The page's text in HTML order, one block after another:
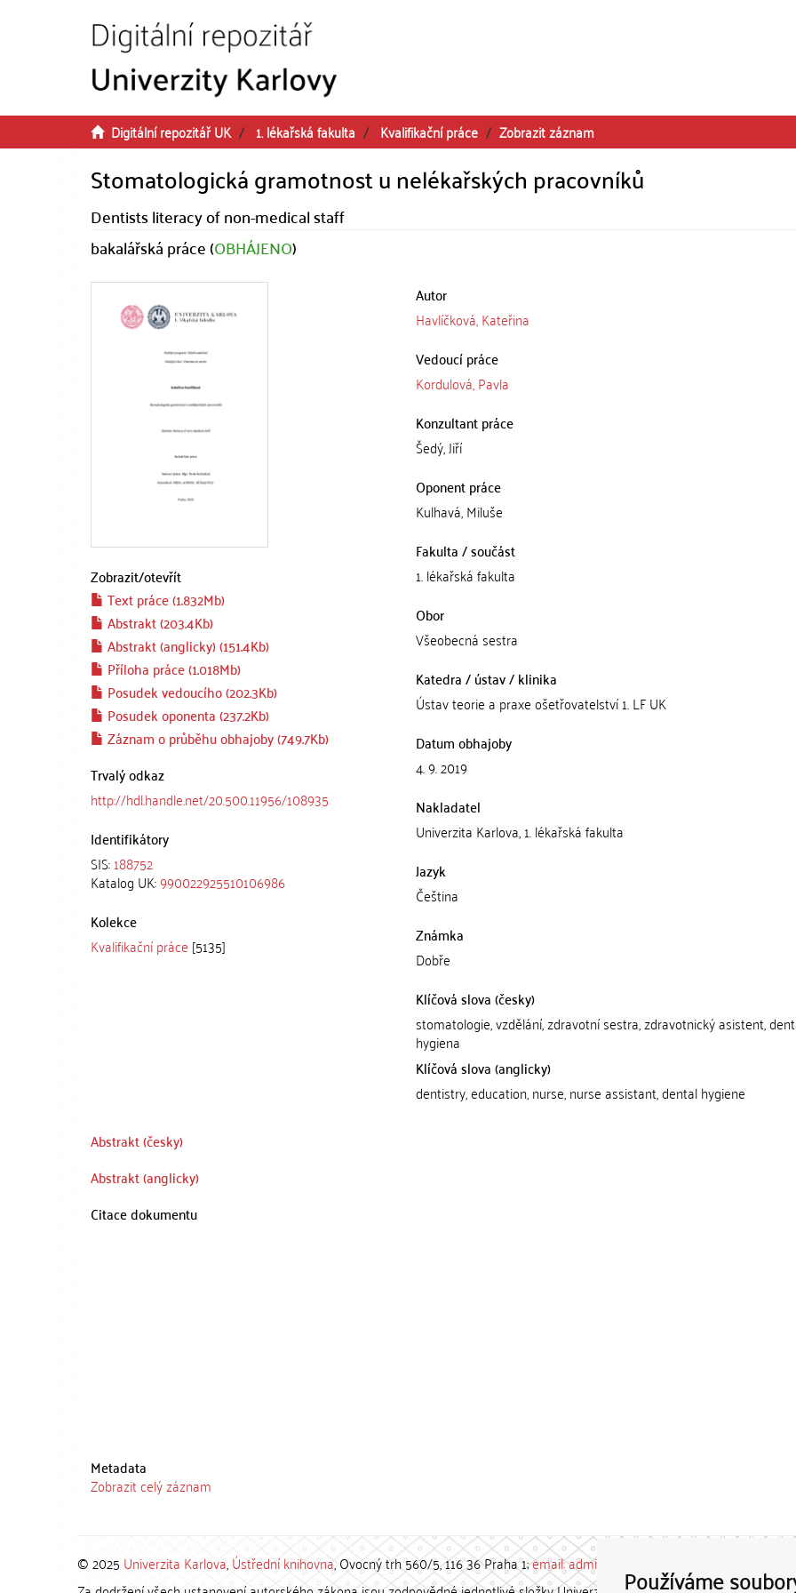
Používáme
Digitální repozitář UK 1. lékařská fakulta Kvalifikační práce Zobrazit záznam
Stomatologická gramotnost u nelékařských pracovníků
Dentists literacy of non-medical staff
bakalářská práce (OBHÁJENO)
Zobrazit/otevřít
Text práce (1.832Mb)
Abstrakt (203.4Kb)
Abstrakt (anglicky) (151.4Kb)
Příloha práce (1.018Mb)
Posudek vedoucího (202.3Kb)
Posudek oponenta (237.2Kb)
Záznam o průběhu obhajoby (749.7Kb)
Trvalý odkaz
http://hdl.handle.net/20.500.11956/108935
Identifikátory
SIS:188752
Katalog UK:990022925510106986
Kolekce
Kvalifikační práce [5135]
Autor
Havlíčková, Kateřina
Vedoucí práce
Kordulová, Pavla
Konzultant práce
Šedý, Jiří
Oponent práce
Kulhavá, Miluše
Fakulta / součást
1. lékařská fakulta
Obor
Všeobecná sestra
Katedra / ústav / klinika
Ústav teorie a praxe ošetřovatelství 1. LF UK
Datum obhajoby
4. 9. 2019
Nakladatel
Univerzita Karlova, 1. lékařská fakulta
Jazyk
Čeština
Známka
Dobře
Klíčová slova (česky)
stomatologie, vzdělání, zdravotní sestra, zdravotnický asistent,
hygiena
Klíčová slova (anglicky)
dentistry, education, nurse, nurse assistant, dental hygiene
Abstrakt (česky)
Abstrakt (anglicky)
Citace dokumentu
Metadata
Zobrazit celý záznam
© 2025 Univerzita Karlova,Ústřední knihovna, Ovocný trh 560/5, 116 36 Praha 1;email: admin-repozitar [at] cuni.cz